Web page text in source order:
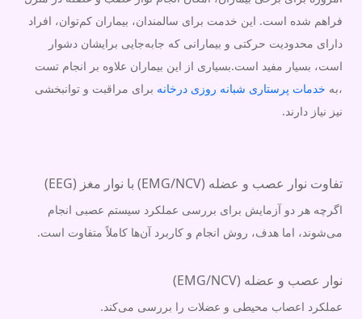
فراهم شده است. این خدمت برای سالمندان، بیماران کم‌توان، افراد
دارای محدودیت حرکتی و بیمارانی که جابه‌جایی برایشان دشوار
است، بسیار مفید است.بسیاری از این بیماران علاوه بر انجام تست
،به خدمات پرستاری شبانه روزی درخانه برای مراقبت و توانبخشی
نیز نیاز دارند.
تفاوت نوار عصب و عضله (EMG/NCV) با نوار مغز (EEG)
اگرچه هر دو آزمایش برای بررسی عملکرد سیستم عصبی انجام
می‌شوند، اما هدف، روش انجام و کاربرد آن‌ها کاملاً متفاوت است.
نوار عصب و عضله (EMG/NCV)
عملکرد اعصاب محیطی و عضلات را بررسی می‌کند.